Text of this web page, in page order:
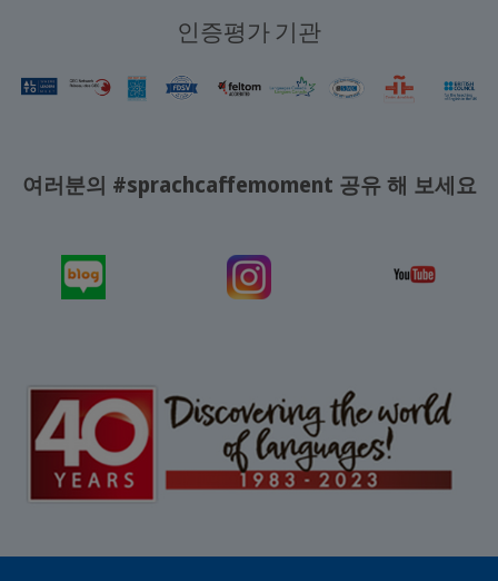
인증평가 기관
여러분의 #sprachcaffemoment 공유 해 보세요